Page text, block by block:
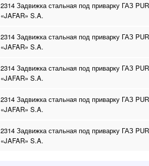
2314 Задвижка стальная под приварку ГАЗ
«JAFAR» S.A.
2314 Задвижка стальная под приварку ГАЗ
«JAFAR» S.A.
2314 Задвижка стальная под приварку ГАЗ
«JAFAR» S.A.
2314 Задвижка стальная под приварку ГАЗ
«JAFAR» S.A.
2314 Задвижка стальная под приварку ГАЗ
«JAFAR» S.A.